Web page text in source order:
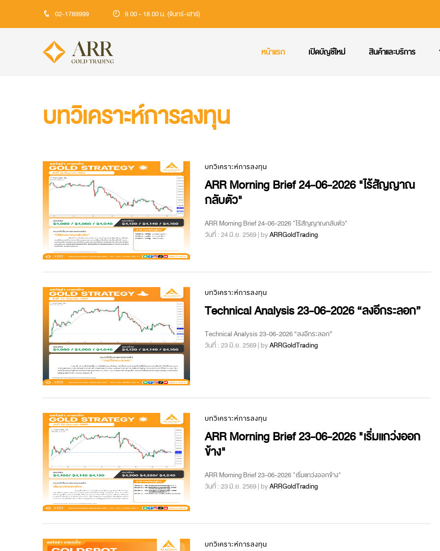
02-1789999 9.00 - 18.00 น. (จันทร์-เสาร์)
หน้าแรก เปิดบัญชีใหม่ สินค้าและบริการ
บทวิเคราะห์การลงทุน
บทวิเคราะห์การลงทุน
ARR Morning Brief 24-06-2026 "ไร้สัญญาณ
กลับตัว"
ARR Morning Brief 24-06-2026 "ไร้สัญญาณกลับตัว"
วันที่ : 24 มิ.ย. 2569 | byARRGoldTrading
บทวิเคราะห์การลงทุน
Technical Analysis 23-06-2026 “ลงอีกระลอก”
Technical Analysis 23-06-2026 “ลงอีกระลอก”
วันที่ : 23 มิ.ย. 2569 | byARRGoldTrading
บทวิเคราะห์การลงทุน
ARR Morning Brief 23-06-2026 "เริ่มแกว่งออก
ข้าง"
ARR Morning Brief 23-06-2026 "เริ่มแกว่งออกข้าง"
วันที่ : 23 มิ.ย. 2569 | byARRGoldTrading
บทวิเคราะห์การลงทุน